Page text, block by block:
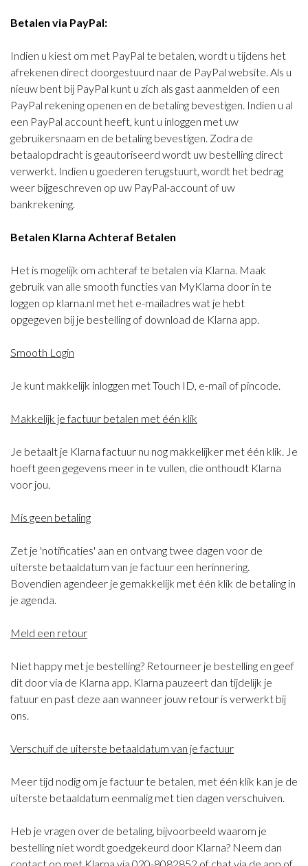
Betalen via PayPal:
Indien u kiest om met PayPal te betalen, wordt u tijdens het
afrekenen direct doorgestuurd naar de PayPal website. Als u
nieuw bent bij PayPal kunt u zich als gast aanmelden of een
PayPal rekening openen en de betaling bevestigen. Indien u al
een PayPal account heeft, kunt u inloggen met uw
gebruikersnaam en de betaling bevestigen. Zodra de
betaalopdracht is geautoriseerd wordt uw bestelling direct
verwerkt. Indien u goederen terugstuurt, wordt het bedrag
weer bijgeschreven op uw PayPal-account of uw
bankrekening.
Betalen Klarna Achteraf Betalen
Het is mogelijk om achteraf te betalen via Klarna. Maak
gebruik van alle smooth functies van MyKlarna door in te
loggen op klarna.nl met het e-mailadres wat je hebt
opgegeven bij je bestelling of download de Klarna app.
Smooth Login
Je kunt makkelijk inloggen met Touch ID, e-mail of pincode.
Makkelijk je factuur betalen met één klik
Je betaalt je Klarna factuur nu nog makkelijker met één klik. Je
hoeft geen gegevens meer in te vullen, die onthoudt Klarna
voor jou.
Mis geen betaling
Zet je 'notificaties' aan en ontvang twee dagen voor de
uiterste betaaldatum van je factuur een herinnering.
Bovendien agendeer je gemakkelijk met één klik de betaling in
je agenda.
Meld een retour
Niet happy met je bestelling? Retourneer je bestelling en geef
dit door via de Klarna app. Klarna pauzeert dan tijdelijk je
fatuur en past deze aan wanneer jouw retour is verwerkt bij
ons.
Verschuif de uiterste betaaldatum van je factuur
Meer tijd nodig om je factuur te betalen, met één klik kan je de
uiterste betaaldatum eenmalig met tien dagen verschuiven.
Heb je vragen over de betaling, bijvoorbeeld waarom je
bestelling niet wordt goedgekeurd door Klarna? Neem dan